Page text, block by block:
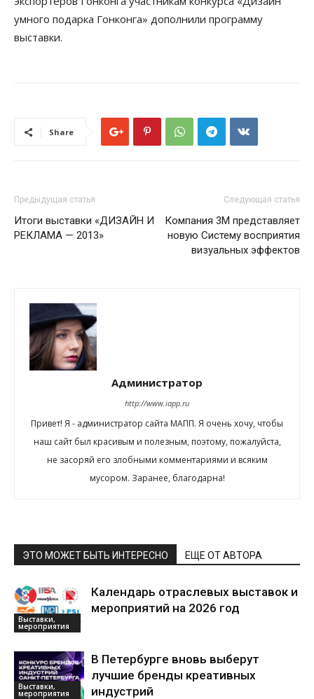
умного подарка Гонконга» дополнили программу
выставки.
Share
Предыдущая статья
Итоги выставки «ДИЗАЙН И
РЕКЛАМА — 2013»
Следующая статья
Компания 3М представляет
новую Систему восприятия
визуальных эффектов
Администратор
http://www.iapp.ru
Привет! Я - администратор сайта МАПП. Я очень хочу, чтобы
наш сайт был красивым и полезным, поэтому, пожалуйста,
не засоряй его злобными комментариями и всяким
мусором. Заранее, благодарна!
ЭТО МОЖЕТ БЫТЬ ИНТЕРЕСНО ЕЩЕ ОТ АВТОРА
Выставки,
мероприятия
Календарь отраслевых выставок и
мероприятий на 2026 год
Выставки,
мероприятия
В Петербурге вновь выберут
лучшие бренды креативных
индустрий